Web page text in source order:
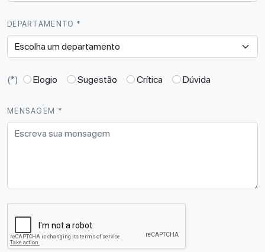
DEPARTAMENTO *
(*) Elogio Sugestão Crítica Dúvida
MENSAGEM *